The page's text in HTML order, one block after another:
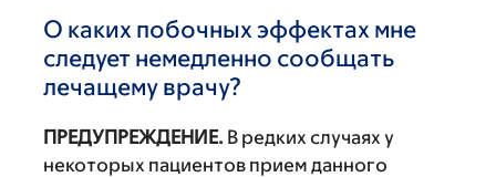
О каких побочных эффектах мне
следует немедленно сообщать
лечащему врачу?
ПРЕДУПРЕЖДЕНИЕ. В редких случаях у
некоторых пациентов прием данного